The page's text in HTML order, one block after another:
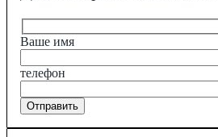
Ваше имя
телефон